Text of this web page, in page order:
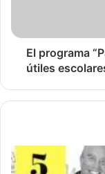
El programa
útiles